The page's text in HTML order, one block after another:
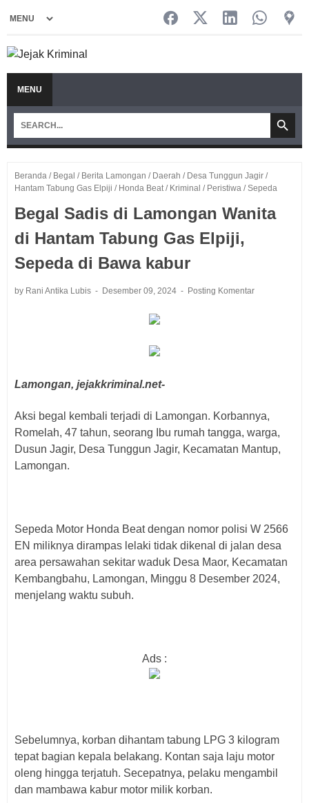
MENU
Beranda / Begal / Berita Lamongan / Daerah / Desa Tunggun Jagir /
Hantam Tabung Gas Elpiji / Honda Beat / Kriminal / Peristiwa /Sepeda
Begal Sadis di Lamongan Wanita
di Hantam Tabung Gas Elpiji,
Sepeda di Bawa kabur
by Rani Antika Lubis Desember 09, 2024 Posting Komentar
Lamongan, jejakkriminal.net-
Aksi begal kembali terjadi di Lamongan. Korbannya,
Romelah, 47 tahun, seorang Ibu rumah tangga, warga,
Dusun Jagir, Desa Tunggun Jagir, Kecamatan Mantup,
Lamongan.
Sepeda Motor Honda Beat dengan nomor polisi W 2566
EN miliknya dirampas lelaki tidak dikenal di jalan desa
area persawahan sekitar waduk Desa Maor, Kecamatan
Kembangbahu, Lamongan, Minggu 8 Desember 2024,
menjelang waktu subuh.
Ads :
Sebelumnya, korban dihantam tabung LPG 3 kilogram
tepat bagian kepala belakang. Kontan saja laju motor
oleng hingga terjatuh. Secepatnya, pelaku mengambil
dan mambawa kabur motor milik korban.